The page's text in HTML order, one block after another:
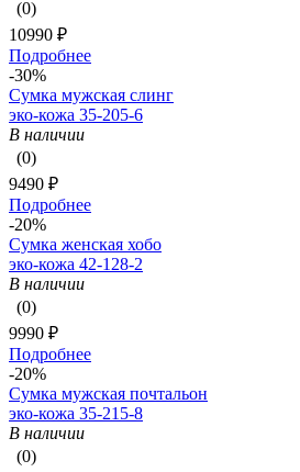
(0)
10990 ₽
Подробнее
-30%
Сумка мужская слинг
эко-кожа 35-205-6
В наличии
(0)
9490 ₽
Подробнее
-20%
Сумка женская хобо
эко-кожа 42-128-2
В наличии
(0)
9990 ₽
Подробнее
-20%
Сумка мужская почтальон
эко-кожа 35-215-8
В наличии
(0)